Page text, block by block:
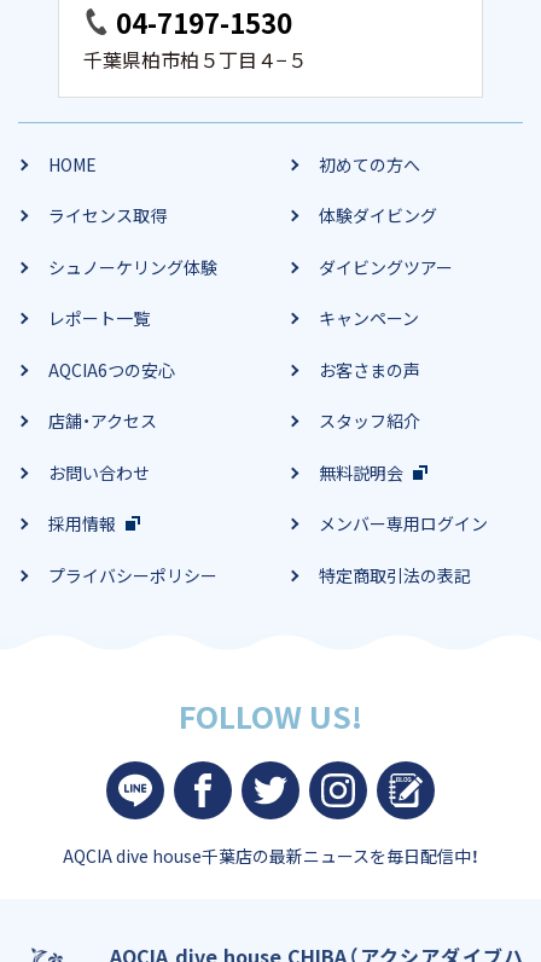
04-7197-1530
千葉県柏市柏５丁目４−５
HOME 初めての方へ
ライセンス取得 体験ダイビング
シュノーケリング体験 ダイビングツアー
レポート一覧 キャンペーン
AQCIA6つの安心 お客さまの声
店舗・アクセス スタッフ紹介
お問い合わせ 無料説明会
採用情報 メンバー専用ログイン
プライバシーポリシー 特定商取引法の表記
FOLLOW US!
AQCIA dive house千葉店の最新ニュースを毎日配信中！
AQCIA dive house CHIBA（アクシアダイブハ